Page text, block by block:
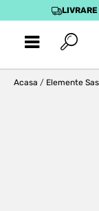
Acasa / Elemente